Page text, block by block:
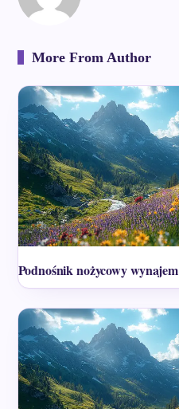
More From Author
Podnośnik nożycowy wynajem